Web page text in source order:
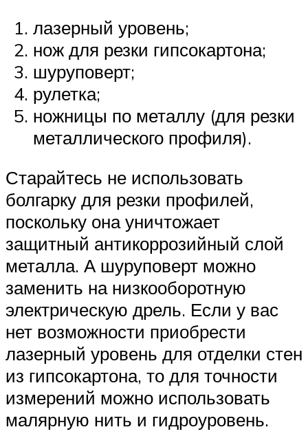
лазерный уровень;
нож для резки гипсокартона;
шуруповерт;
рулетка;
ножницы по металлу (для резки
металлического профиля).
Старайтесь не использовать
болгарку для резки профилей,
поскольку она уничтожает
защитный антикоррозийный слой
металла. А шуруповерт можно
заменить на низкооборотную
электрическую дрель. Если у вас
нет возможности приобрести
лазерный уровень для отделки стен
из гипсокартона, то для точности
измерений можно использовать
малярную нить и гидроуровень.